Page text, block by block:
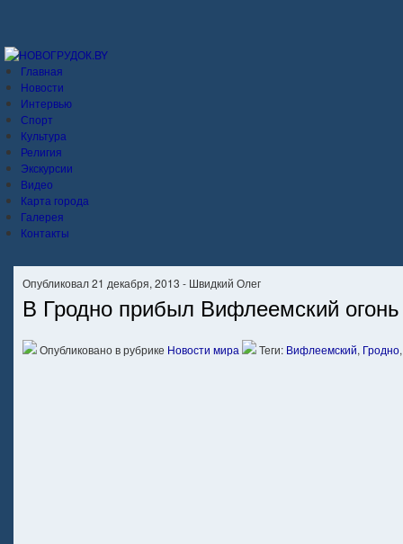
Главная
Новости
Интервью
Спорт
Культура
Религия
Экскурсии
Видео
Карта города
Галерея
Контакты
Опубликовал 21 декабря, 2013 - Швидкий Олег
В Гродно прибыл Вифлеемский
Опубликовано в рубрике Новости мира Теги: Вифлеемский, Гродно